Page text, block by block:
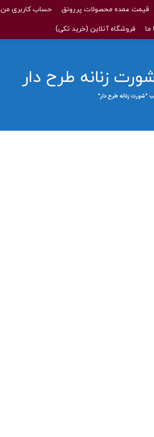
قیمت عمده محصولات پررونق حساب کاربری من
ما فروشگاه آنلاین (خرید تکی)
زنانه طرح دار
"شورت زنانه طرح دار"